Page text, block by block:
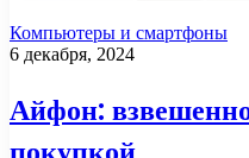
Компьютеры и смартфоны
6 декабря, 2024
Айфон: